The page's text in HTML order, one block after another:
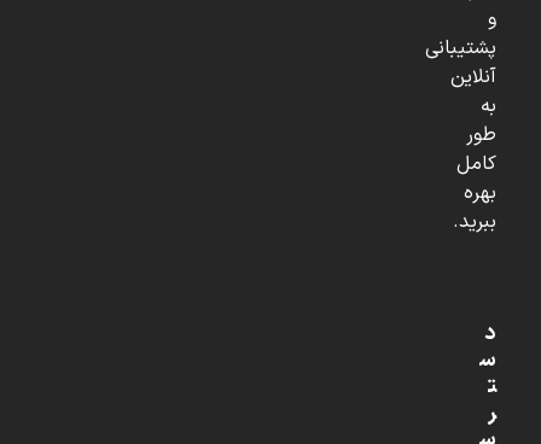
و
پشتیبانی
آنلاین
به
طور
کامل
بهره
ببرید.
د
س
ت
ر